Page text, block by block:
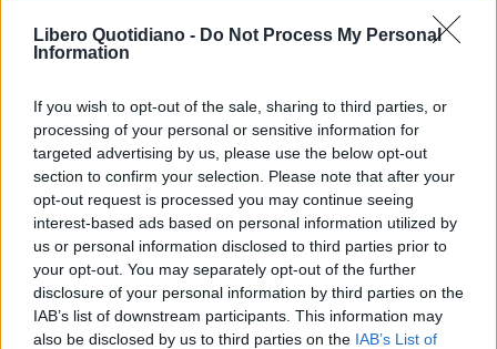
Libero Quotidiano - Do Not Process My Personal
Information
If you wish to opt-out of the sale, sharing to third parties, or
processing of your personal or sensitive information for
targeted advertising by us, please use the below opt-out
section to confirm your selection. Please note that after your
opt-out request is processed you may continue seeing
interest-based ads based on personal information utilized by
us or personal information disclosed to third parties prior to
your opt-out. You may separately opt-out of the further
disclosure of your personal information by third parties on the
IAB’s list of downstream participants. This information may
also be disclosed by us to third parties on the IAB’s List of
Seguici su Google Discover
Segui Libero Quotidiano su Google Discover